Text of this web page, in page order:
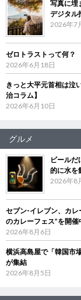
写真に埋
デジタル
2026年7
ゼロトラストって何？
2026年6月18日
きっと大平元首相は泣
治コラム】
2026年6月10日
グルメ
ビール
的に水を
2026年8
セブン‐イレブン、カ
のカレーフェス”を開催
2026年8月6日
横浜高島屋で「韓国市
が集結
2026年8月5日